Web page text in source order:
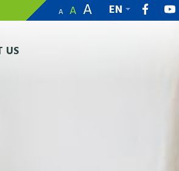
A A A
EN
US